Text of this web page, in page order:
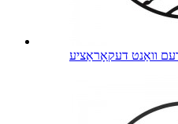
וואַנט דעקאָראַציע